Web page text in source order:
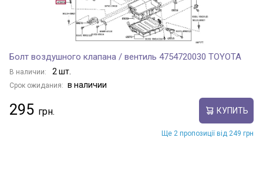
Болт воздушного клапана / вентиль 4754720030 TOYOTA
В наличии: 2 шт.
Срок ожидания: в наличии
295 КУПИТЬ
Ще 2 пропозиції від 249 грн